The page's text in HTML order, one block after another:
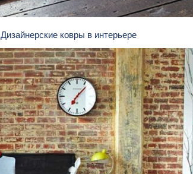
Дизайнерские ковры в интерьере